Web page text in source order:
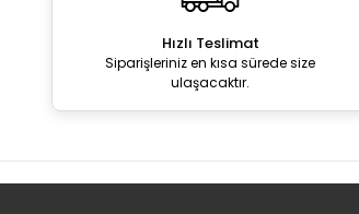
Hızlı Teslimat
Siparişleriniz en kısa sürede size
ulaşacaktır.